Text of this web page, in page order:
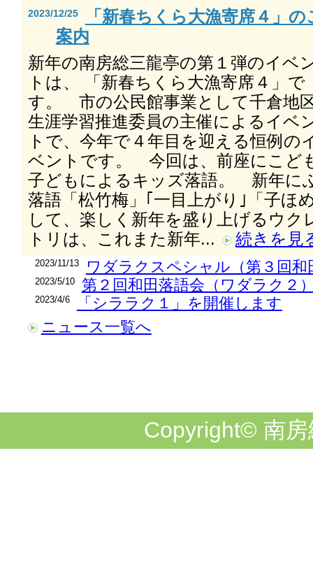
2023/12/25
「新春ちくら大漁寄席４」の
案内
新年の南房総三龍亭の第１弾のイベ
トは、 「新春ちくら大漁寄席４」で
す。 市の公民館事業として千倉地
生涯学習推進委員の主催によるイベ
トで、今年で４年目を迎える恒例の
ベントです。 今回は、前座にこど
子どもによるキッズ落語。 新年に
落語「松竹梅」｢一目上がり｣「子
して、楽しく新年を盛り上げるウ
トリは、これまた新年...
続きを見
2023/11/13 ワダラクスペシャル（第３回
2023/5/10 第２回和田落語会（ワダラク２
2023/4/6
「シララク１」を開催します
ニュース一覧へ
Copyright© 南